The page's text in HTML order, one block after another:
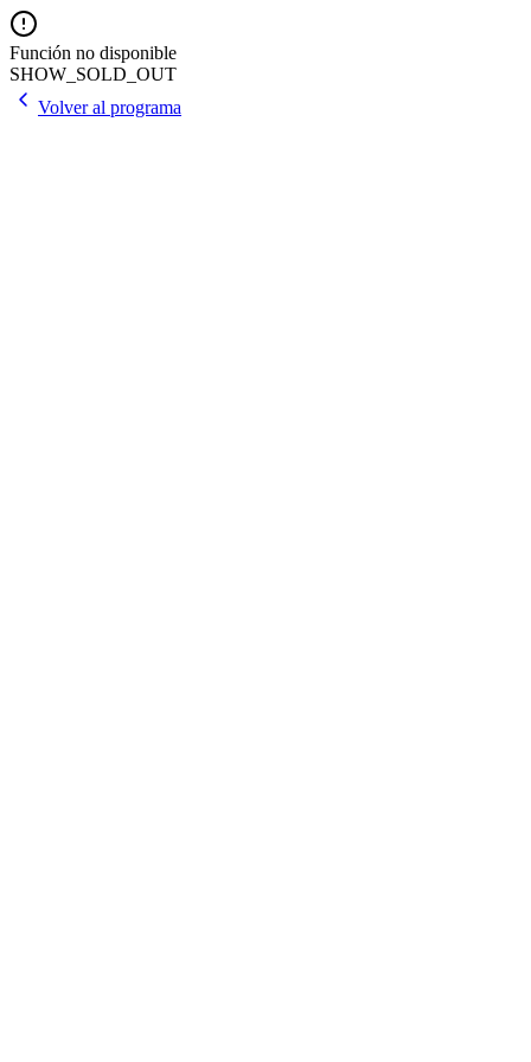
Función no disponible
SHOW_SOLD_OUT
Volver al programa